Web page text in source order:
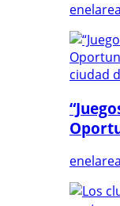
enelarea
enelarea